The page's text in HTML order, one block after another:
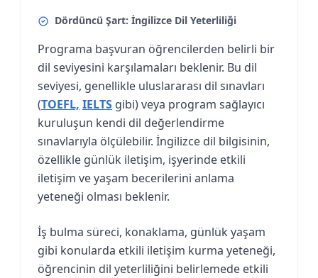
Dördüncü Şart: İngilizce Dil Yeterliliği
Programa başvuran öğrencilerden belirli bir
dil seviyesini karşılamaları beklenir. Bu dil
seviyesi, genellikle uluslararası dil sınavları
(TOEFL, IELTS gibi) veya program sağlayıcı
kuruluşun kendi dil değerlendirme
sınavlarıyla ölçülebilir. İngilizce dil bilgisinin,
özellikle günlük iletişim, işyerinde etkili
iletişim ve yaşam becerilerini anlama
yeteneği olması beklenir.
İş bulma süreci, konaklama, günlük yaşam
gibi konularda etkili iletişim kurma yeteneği,
öğrencinin dil yeterliliğini belirlemede etkili